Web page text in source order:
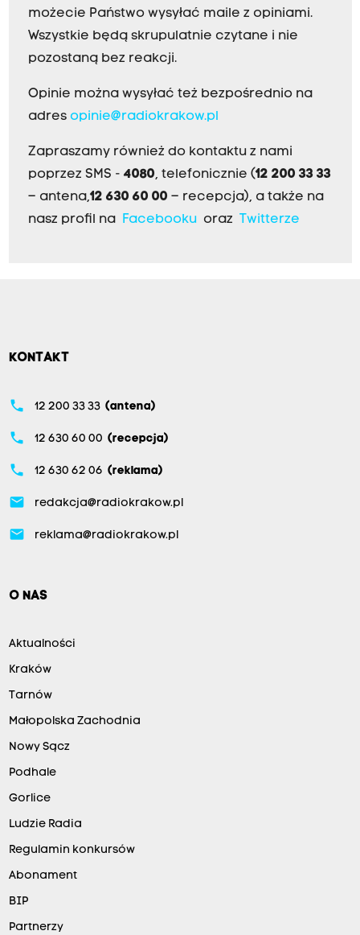
możecie Państwo wysyłać maile z opiniami.
Wszystkie będą skrupulatnie czytane i nie
pozostaną bez reakcji.
Opinie można wysyłać też bezpośrednio na
adres opinie@radiokrakow.pl
Zapraszamy również do kontaktu z nami
poprzez SMS - 4080, telefonicznie (12 200 33 33
– antena,12 630 60 00 – recepcja), a także na
nasz profil na Facebookuoraz Twitterze
KONTAKT
phone 12 200 33 33 (antena)
phone 12 630 60 00 (recepcja)
phone 12 630 62 06 (reklama)
email redakcja@radiokrakow.pl
email reklama@radiokrakow.pl
O NAS
Aktualności
Kraków
Tarnów
Małopolska Zachodnia
Nowy Sącz
Podhale
Gorlice
Ludzie Radia
Regulamin konkursów
Abonament
BIP
Partnerzy